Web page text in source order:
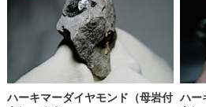
ハーキマーダイヤモンド（母岩付
ハー